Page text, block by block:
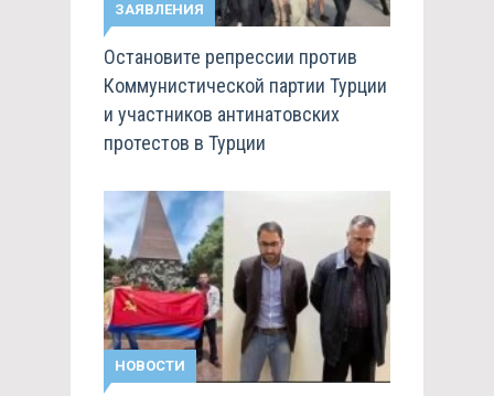
ЗАЯВЛЕНИЯ
Остановите репрессии против
Коммунистической партии Турции
и участников антинатовских
протестов в Турции
НОВОСТИ